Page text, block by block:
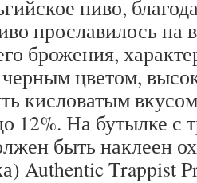
пиво,
прославилось
брожения,
цветом,
кисловатым
12%. На бутылке с
быть наклеен
Authentic Trappist